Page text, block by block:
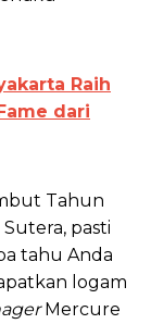
Raih
dari
Tahun
pasti
tahu Anda
logam
Mercure